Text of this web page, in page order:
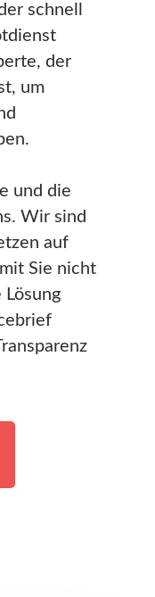
schnell
der
um
und die
Wir sind
auf
Sie nicht
Lösung